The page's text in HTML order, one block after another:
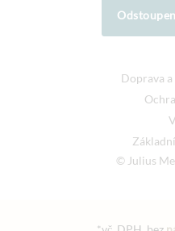
Doprava
© Julius